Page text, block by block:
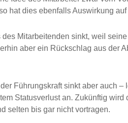
hat dies ebenfalls Auswirkung
des Mitarbeitenden sinkt, weil
aber ein Rückschlag aus der
Führungskraft sinkt aber auch
Statusverlust an. Zukünftig
selten bis gar nicht vortragen.